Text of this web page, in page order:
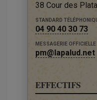
38 Cour des
STANDARD
04 90 40 30 73
MESSAGERIE OFFICIELLE
pm@lapalud.net
EFFECTIFS